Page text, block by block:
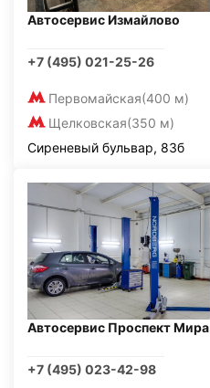
Автосервис Измайлово
+7 (495) 021-25-26
Первомайская(400 м)
Щелковская(350 м)
Сиреневый бульвар, 83б
Автосервис Проспект Мира
+7 (495) 023-42-98